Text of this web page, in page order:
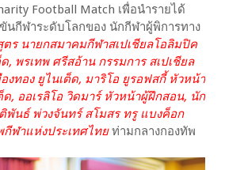
Football Match เพื่อนำรายได้
นกีฬาระดับโลกของ นักกีฬาผู้พิการทาง
ร นายกสมาคมกีฬาสเปเชียลโอลิมปิค
พรเทพ ศรีสอ้าน กรรมการ สเปเชียล
งทอง ยูไนเต็ด, มาริโอ ยูรอฟสกี้ หัวหน้า
, ออเรลิโอ วิดมาร์ หัวหน้าผู้ฝึกสอน, นัก
พันธ์ พ่วงจันทร์ สโมสร ทรู แบงค็อก
ฬาแห่งประเทศไทยท่ามกลางกองทัพ